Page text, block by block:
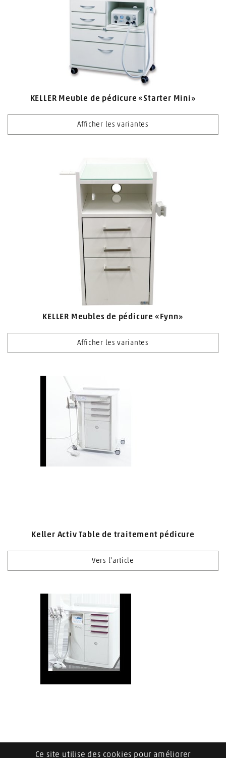
KELLER Meuble de pédicure «Starter Mini»
Afficher les variantes
KELLER Meubles de pédicure «Fynn»
Afficher les variantes
Keller Activ Table de traitement pédicure
Vers l'article
Keller Futura Plus Table de traitement des soins des
Ce site utilise des cookies pour améliorer